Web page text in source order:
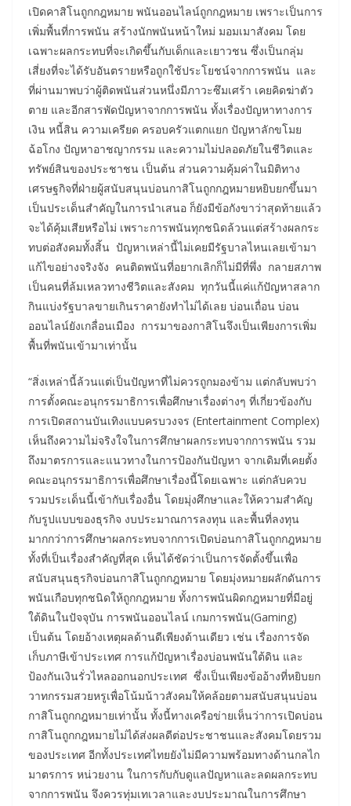
เปิดคาสิโนถูกกฎหมาย พนันออนไลน์ถูกกฎหมาย เพราะเป็นการ
เพิ่มพื้นที่การพนัน สร้างนักพนันหน้าใหม่ มอมเมาสังคม โดย
เฉพาะผลกระทบที่จะเกิดขึ้นกับเด็กและเยาวชน ซึ่งเป็นกลุ่ม
เสี่ยงที่จะได้รับอันตรายหรือถูกใช้ประโยชน์จากการพนัน และ
ที่ผ่านมาพบว่าผู้ติดพนันส่วนหนึ่งมีภาวะซึมเศร้า เคยคิดฆ่าตัว
ตาย และอีกสารพัดปัญหาจากการพนัน ทั้งเรื่องปัญหาทางการ
เงิน หนี้สิน ความเครียด ครอบครัวแตกแยก ปัญหาลักขโมย
ฉ้อโกง ปัญหาอาชญากรรม และความไม่ปลอดภัยในชีวิตและ
ทรัพย์สินของประชาชน เป็นต้น ส่วนความคุ้มค่าในมิติทาง
เศรษฐกิจที่ฝ่ายผู้สนับสนุนบ่อนกาสิโนถูกกฎหมายหยิบยกขึ้นมา
เป็นประเด็นสำคัญในการนำเสนอ ก็ยังมีข้อกังขาว่าสุดท้ายแล้ว
จะได้คุ้มเสียหรือไม่ เพราะการพนันทุกชนิดล้วนแต่สร้างผลกระ
ทบต่อสังคมทั้งสิ้น ปัญหาเหล่านี้ไม่เคยมีรัฐบาลไหนเลยเข้ามา
แก้ไขอย่างจริงจัง คนติดพนันที่อยากเลิกก็ไม่มีที่พึ่ง กลายสภาพ
เป็นคนที่ล้มเหลวทางชีวิตและสังคม ทุกวันนี้แค่แก้ปัญหาสลาก
กินแบ่งรัฐบาลขายเกินราคายังทำไม่ได้เลย บ่อนเถื่อน บ่อน
ออนไลน์ยังเกลื่อนเมือง การมาของกาสิโนจึงเป็นเพียงการเพิ่ม
พื้นที่พนันเข้ามาเท่านั้น
“สิ่งเหล่านี้ล้วนแต่เป็นปัญหาที่ไม่ควรถูกมองข้าม แต่กลับพบว่า
การตั้งคณะอนุกรรมาธิการเพื่อศึกษาเรื่องต่างๆ ที่เกี่ยวข้องกับ
การเปิดสถานบันเทิงแบบครบวงจร (Entertainment Complex)
เห็นถึงความไม่จริงใจในการศึกษาผลกระทบจากการพนัน รวม
ถึงมาตรการและแนวทางในการป้องกันปัญหา จากเดิมที่เคยตั้ง
คณะอนุกรรมาธิการเพื่อศึกษาเรื่องนี้โดยเฉพาะ แต่กลับควบ
รวมประเด็นนี้เข้ากับเรื่องอื่น โดยมุ่งศึกษาและให้ความสำคัญ
กับรูปแบบของธุรกิจ งบประมาณการลงทุน และพื้นที่ลงทุน
มากกว่าการศึกษาผลกระทบจากการเปิดบ่อนกาสิโนถูกกฎหมาย
ทั้งที่เป็นเรื่องสำคัญที่สุด เห็นได้ชัดว่าเป็นการจัดตั้งขึ้นเพื่อ
สนับสนุนธุรกิจบ่อนกาสิโนถูกกฎหมาย โดยมุ่งหมายผลักดันการ
พนันเกือบทุกชนิดให้ถูกกฎหมาย ทั้งการพนันผิดกฎหมายที่มีอยู่
ใต้ดินในปัจจุบัน การพนันออนไลน์ เกมการพนัน(Gaming)
เป็นต้น โดยอ้างเหตุผลด้านดีเพียงด้านเดียว เช่น เรื่องการจัด
เก็บภาษีเข้าประเทศ การแก้ปัญหาเรื่องบ่อนพนันใต้ดิน และ
ป้องกันเงินรั่วไหลออกนอกประเทศ ซึ่งเป็นเพียงข้ออ้างที่หยิบยก
วาทกรรมสวยหรูเพื่อโน้มน้าวสังคมให้คล้อยตามสนับสนุนบ่อน
กาสิโนถูกกฎหมายเท่านั้น ทั้งนี้ทางเครือข่ายเห็นว่าการเปิดบ่อน
กาสิโนถูกกฎหมายไม่ได้ส่งผลดีต่อประชาชนและสังคมโดยรวม
ของประเทศ อีกทั้งประเทศไทยยังไม่มีความพร้อมทางด้านกลไก
มาตรการ หน่วยงาน ในการกับกับดูแลปัญหาและลดผลกระทบ
จากการพนัน จึงควรทุ่มเทเวลาและงบประมาณในการศึกษา